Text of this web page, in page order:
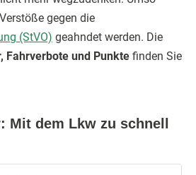
gegen die
(StVO) geahndet werden. Die
Fahrverbote und Punkte finden Sie
Mit dem Lkw zu schnell